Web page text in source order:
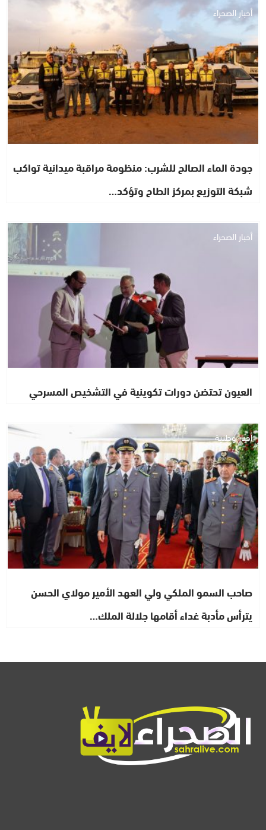
أخبار الصحراء
جودة الماء الصالح للشرب: منظومة مراقبة ميدانية تواكب
شبكة التوزيع بمركز الطاح وتؤكد…
أخبار الصحراء
العيون تحتضن دورات تكوينية في التشخيص المسرحي
أخبار وطنية
صاحب السمو الملكي ولي العهد الأمير مولاي الحسن
يترأس مأدبة غداء أقامها جلالة الملك…